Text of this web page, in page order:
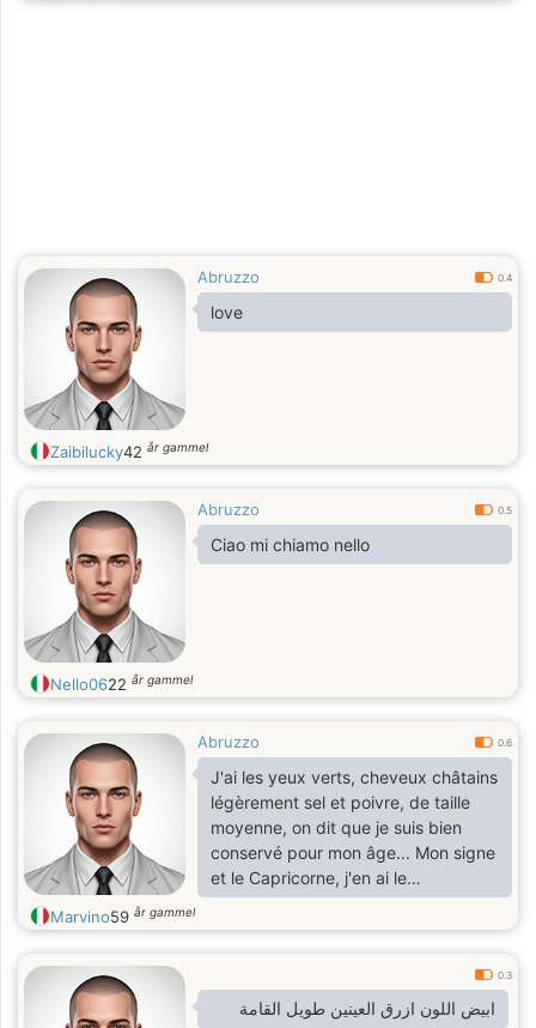
Abruzzo 0.4
love
Zaibilucky42 år gammel
Abruzzo 0.5
Ciao mi chiamo nello
Nello0622 år gammel
Abruzzo 0.6
J'ai les yeux verts, cheveux châtains
légèrement sel et poivre, de taille
moyenne, on dit que je suis bien
conservé pour mon âge... Mon signe
et le Capricorne, j'en ai le
caractère...j'aime la nature, le soleil,
la bonne cuisine. la simplicité, la
un adepte des réseaux sociaux, je
préfère de loin les contacts
Marvino59 år gammel
0.3
ابيض اللون ازرق العينين طويل القامة